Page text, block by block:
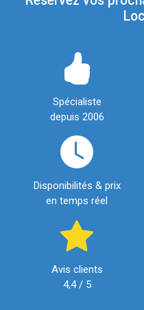
Spécialiste
depuis 2006
Disponibilités & prix
en temps réel
Avis clients
4,4 / 5